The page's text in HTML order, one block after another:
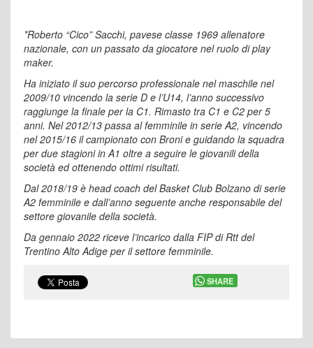
*Roberto “Cico” Sacchi, pavese classe 1969 allenatore
nazionale, con un passato da giocatore nel ruolo di play
maker.
Ha iniziato il suo percorso professionale nel maschile nel
2009/10 vincendo la serie D e l’U14, l’anno successivo
raggiunge la finale per la C1. Rimasto tra C1 e C2 per 5
anni. Nel 2012/13 passa al femminile in serie A2, vincendo
nel 2015/16 il campionato con Broni e guidando la squadra
per due stagioni in A1 oltre a seguire le giovanili della
società ed ottenendo ottimi risultati.
Dal 2018/19 è head coach del Basket Club Bolzano di serie
A2 femminile e dall’anno seguente anche responsabile del
settore giovanile della società.
Da gennaio 2022 riceve l’incarico dalla FIP di Rtt del
Trentino Alto Adige per il settore femminile.
SHARE